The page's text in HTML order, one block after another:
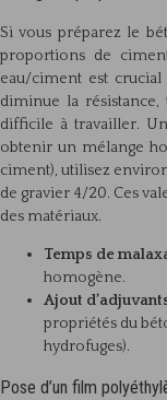
Si vous préparez le
proportions de
eau/ciment est crucial
diminue la résistance,
difficile à travailler.
obtenir un mélange
ciment), utilisez environ
de gravier 4/20. Ces
des matériaux.
Temps de
homogène.
Ajout
propriétés du
hydrofuges).
Pose d’un film